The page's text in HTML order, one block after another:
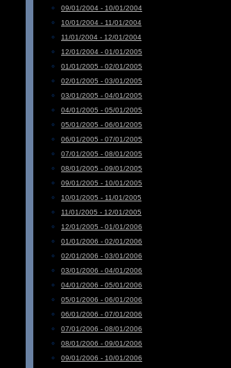
09/01/2004 - 10/01/2004
10/01/2004 - 11/01/2004
11/01/2004 - 12/01/2004
12/01/2004 - 01/01/2005
01/01/2005 - 02/01/2005
02/01/2005 - 03/01/2005
03/01/2005 - 04/01/2005
04/01/2005 - 05/01/2005
05/01/2005 - 06/01/2005
06/01/2005 - 07/01/2005
07/01/2005 - 08/01/2005
08/01/2005 - 09/01/2005
09/01/2005 - 10/01/2005
10/01/2005 - 11/01/2005
11/01/2005 - 12/01/2005
12/01/2005 - 01/01/2006
01/01/2006 - 02/01/2006
02/01/2006 - 03/01/2006
03/01/2006 - 04/01/2006
04/01/2006 - 05/01/2006
05/01/2006 - 06/01/2006
06/01/2006 - 07/01/2006
07/01/2006 - 08/01/2006
08/01/2006 - 09/01/2006
09/01/2006 - 10/01/2006